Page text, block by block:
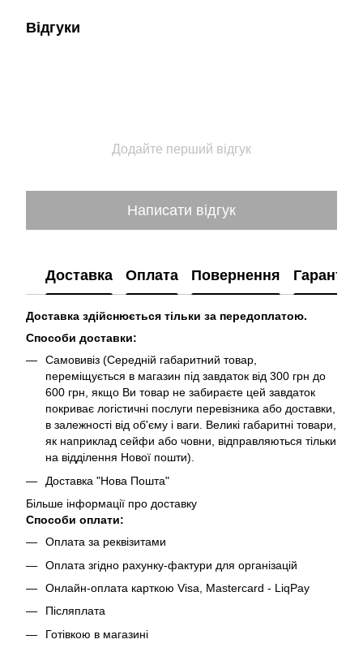
Відгуки
Додайте перший відгук
Написати відгук
Доставка Оплата Повернення Гарантія
Доставка здійснюється тільки за передоплатою.
Способи доставки:
Самовивіз (Середній габаритний товар,
переміщується в магазин під завдаток від 300 грн до
600 грн, якщо Ви товар не забираєте цей завдаток
покриває логістичні послуги перевізника або доставки,
в залежності від об'єму і ваги. Великі габаритні товари,
як наприклад сейфи або човни, відправляються тільки
на відділення Нової пошти).
Доставка "Нова Пошта"
Більше інформації про доставку
Способи оплати:
Оплата за реквізитами
Оплата згідно рахунку-фактури для організацій
Онлайн-оплата карткою Visa, Mastercard - LiqPay
Післяплата
Готівкою в магазині